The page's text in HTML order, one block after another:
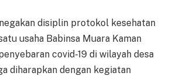
disiplin protokol kesehatan
usaha Babinsa Muara Kaman
covid-19 di wilayah desa
diharapkan dengan kegiatan